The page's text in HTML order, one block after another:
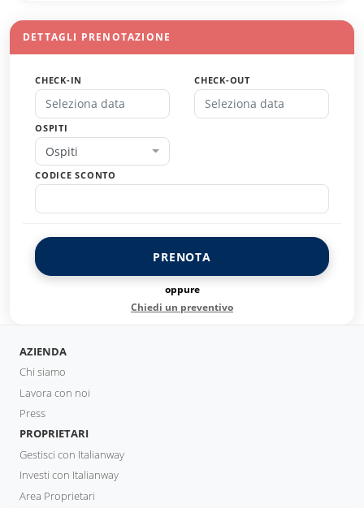
DETTAGLI PRENOTAZIONE
CHECK-IN CHECK-OUT
OSPITI
Ospiti
CODICE SCONTO
PRENOTA
oppure
Chiedi un preventivo
AZIENDA
Chi siamo
Lavora con noi
Press
PROPRIETARI
Gestisci con Italianway
Investi con Italianway
Area Proprietari